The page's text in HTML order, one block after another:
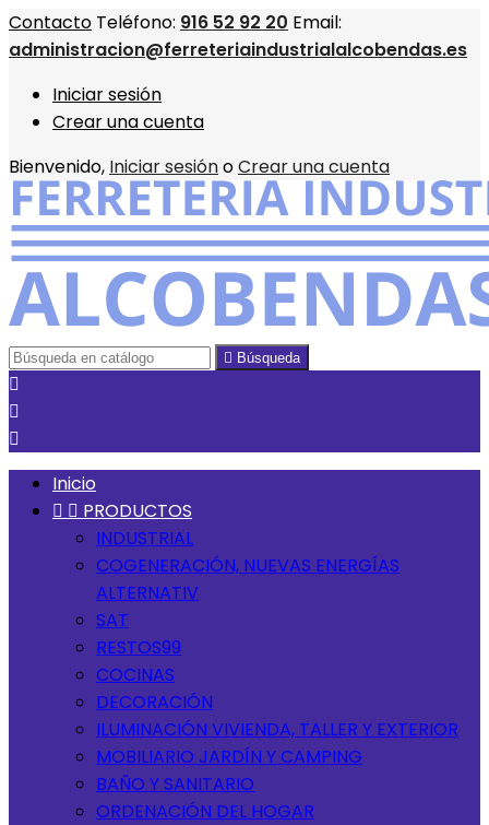
Contacto Teléfono: 916 52 92 20 Email:
administracion@ferreteriaindustrialalcobendas.es
Iniciar sesión
Crear una cuenta
Bienvenido, Iniciar sesiónoCrear una cuenta
 Búsqueda



Inicio
  PRODUCTOS
INDUSTRIAL
COGENERACIÓN, NUEVAS ENERGÍAS
ALTERNATIV
SAT
RESTOS99
COCINAS
DECORACIÓN
ILUMINACIÓN VIVIENDA, TALLER Y EXTERIOR
MOBILIARIO JARDÍN Y CAMPING
BAÑO Y SANITARIO
ORDENACIÓN DEL HOGAR